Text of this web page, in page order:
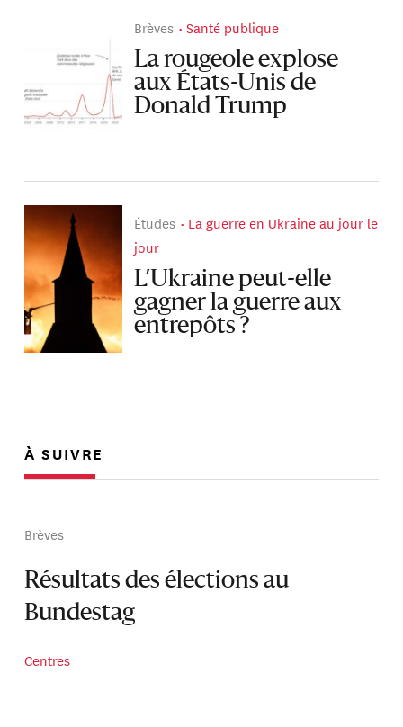
Brèves Santé publique
La rougeole explose
aux États-Unis de
Donald Trump
Études
La guerre en Ukraine au jour le
jour
L’Ukraine peut-elle
gagner la guerre aux
entrepôts ?
À SUIVRE
Brèves
Résultats des élections au
Bundestag
Centres